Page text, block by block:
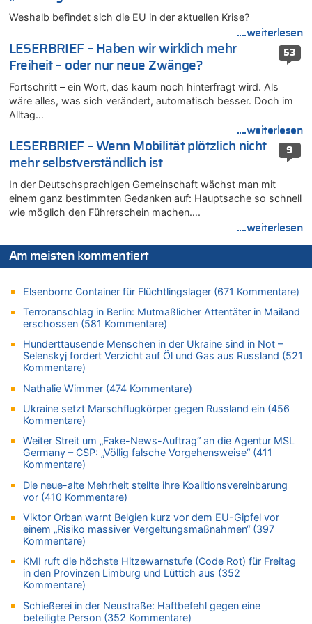
05.08.2026 - 19:11 von Carine zu
05.08.2026 - 19:09 von Carine zu
Wie kam es zur Ceuta-Krise?
Wasserstand des Rheins in NRW so niedrig wie noch nie
05.08.2026 - 18:35 von Der Patriot zu
Wasserstand des Rheins in NRW so niedrig wie noch nie
05.08.2026 - 18:31 von Der Patriot zu
Mehrere Menschen in Londons City niedergestochen
05.08.2026 - 18:10 von Ach zu
Wasserstand des Rheins in NRW so niedrig wie noch nie
05.08.2026 - 17:32 von Peter G zu
Mehrere Menschen in Londons City niedergestochen
05.08.2026 - 17:19 von Chips zu
Wasserstand des Rheins in NRW so niedrig wie noch nie
Wasserstand des Rheins in NRW so niedrig wie noch nie
05.08.2026 - 17:05 von Dax zu
Wie kam es zur Ceuta-Krise?
05.08.2026 - 17:00 von Chips zu
Wasserstand des Rheins in NRW so niedrig wie noch nie
Wie kam es zur Ceuta-Krise?
05.08.2026 - 16:51 von Chips zu
Es gibt mmer mehr Fälle von Fahrerflucht in Belgien –
Fußgänger und Radfahrer sind die häufigsten Opfer
05.08.2026 - 16:47 von Hugo Egon Bernhard von Sinnen zu
Wasserstand des Rheins in NRW so niedrig wie noch nie
05.08.2026 - 16:44 von JoKrings zu
05.08.2026 - 16:14 von Patrick zu
Viktor Orban warnt Belgien kurz vor dem EU-Gipfel vor einem
„Risiko massiver Vergeltungsmaßnahmen“
05.08.2026 - 16:08 von Politiker zu
Warum die Waldbrände in Frankreich und Spanien Rekorde
brechen [Fragen & Antworten]
05.08.2026 - 15:59 von JoKrings zu
Weshalb befindet sich die EU in der aktuellen Krise?
....weiterlesen
53
LESERBRIEF – Haben wir wirklich mehr
Freiheit – oder nur neue Zwänge?
Fortschritt – ein Wort, das kaum noch hinterfragt wird. Als
wäre alles, was sich verändert, automatisch besser. Doch im
Alltag…
....weiterlesen
9
LESERBRIEF – Wenn Mobilität plötzlich nicht
mehr selbstverständlich ist
In der Deutschsprachigen Gemeinschaft wächst man mit
einem ganz bestimmten Gedanken auf: Hauptsache so schnell
wie möglich den Führerschein machen….
....weiterlesen
Am meisten kommentiert
Elsenborn: Container für Flüchtlingslager (671 Kommentare)
Terroranschlag in Berlin: Mutmaßlicher Attentäter in Mailand
erschossen (581 Kommentare)
Hunderttausende Menschen in der Ukraine sind in Not –
Selenskyj fordert Verzicht auf Öl und Gas aus Russland (521
Kommentare)
Nathalie Wimmer (474 Kommentare)
Ukraine setzt Marschflugkörper gegen Russland ein (456
Kommentare)
Weiter Streit um „Fake-News-Auftrag“ an die Agentur MSL
Germany – CSP: „Völlig falsche Vorgehensweise“ (411
Kommentare)
Die neue-alte Mehrheit stellte ihre Koalitionsvereinbarung
vor (410 Kommentare)
Viktor Orban warnt Belgien kurz vor dem EU-Gipfel vor
einem „Risiko massiver Vergeltungsmaßnahmen“ (397
Kommentare)
KMI ruft die höchste Hitzewarnstufe (Code Rot) für Freitag
in den Provinzen Limburg und Lüttich aus (352
Kommentare)
Schießerei in der Neustraße: Haftbefehl gegen eine
beteiligte Person (352 Kommentare)